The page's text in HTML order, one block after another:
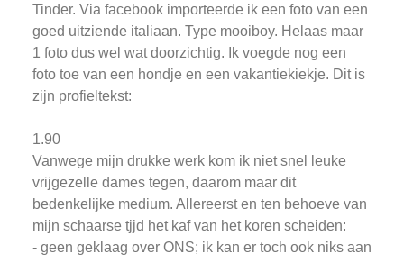
Tinder. Via facebook importeerde ik een foto van een
goed uitziende italiaan. Type mooiboy. Helaas maar
1 foto dus wel wat doorzichtig. Ik voegde nog een
foto toe van een hondje en een vakantiekiekje. Dit is
zijn profieltekst:
1.90
Vanwege mijn drukke werk kom ik niet snel leuke
vrijgezelle dames tegen, daarom maar dit
bedenkelijke medium. Allereerst en ten behoeve van
mijn schaarse tjjd het kaf van het koren scheiden:
- geen geklaag over ONS; ik kan er toch ook niks aan